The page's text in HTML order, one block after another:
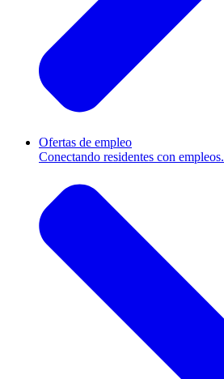
Ofertas de empleo
Conectando residentes con empleos.